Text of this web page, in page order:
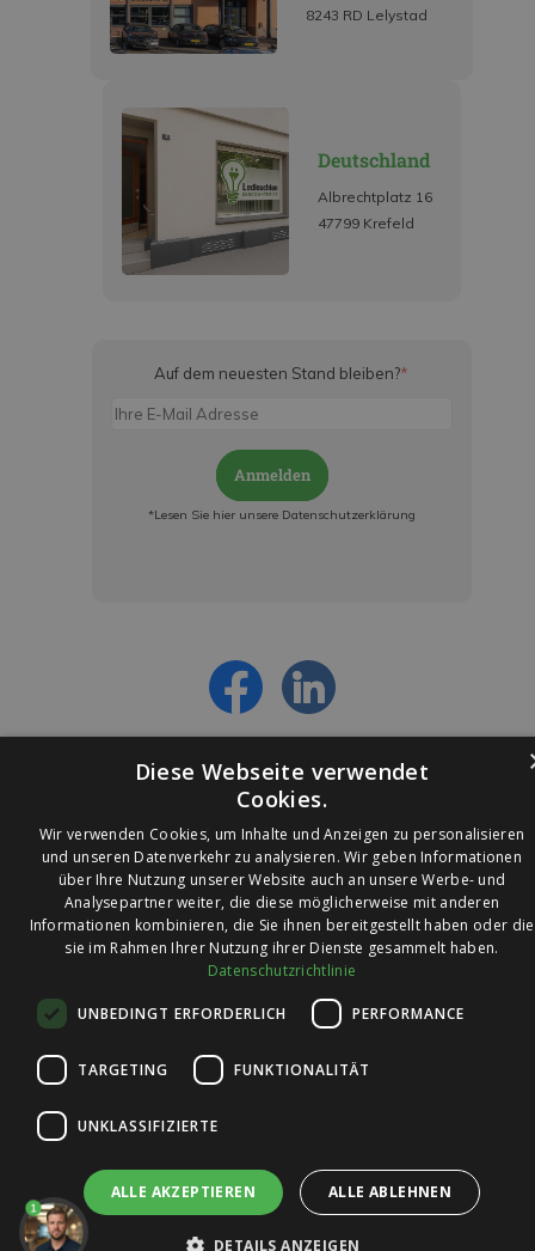
8243 RD Lelystad
Deutschland
Albrechtplatz 16
47799 Krefeld
Auf dem neuesten Stand bleiben?*
Anmelden
*Lesen Sie hier unsere Datenschutzerklärung
© 2026 Ledleuchtendiscounter.de
auf
Trusted Shops
1
Diese Webseite verwendet
Cookies.
Wir verwenden Cookies, um Inhalte und Anzeigen zu personalisieren
und unseren Datenverkehr zu analysieren. Wir geben Informationen
über Ihre Nutzung unserer Website auch an unsere Werbe- und
Analysepartner weiter, die diese möglicherweise mit anderen
Informationen kombinieren, die Sie ihnen bereitgestellt haben oder die
sie im Rahmen Ihrer Nutzung ihrer Dienste gesammelt haben.
Datenschutzrichtlinie
UNBEDINGT ERFORDERLICH PERFORMANCE
TARGETING FUNKTIONALITÄT
UNKLASSIFIZIERTE
ALLE AKZEPTIEREN ALLE ABLEHNEN
DETAILS ANZEIGEN